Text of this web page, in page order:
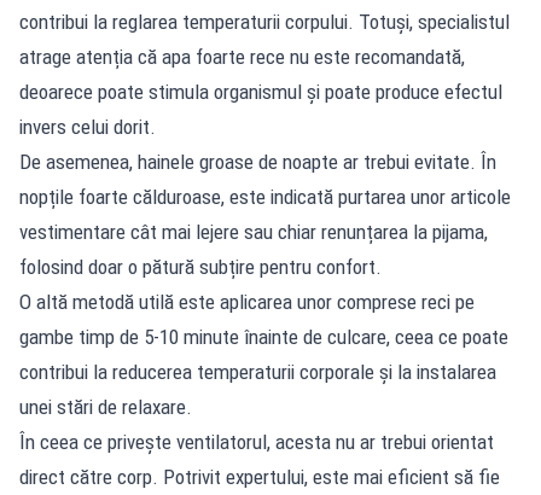
contribui la reglarea temperaturii corpului. Totuși, specialistul
atrage atenția că apa foarte rece nu este recomandată,
deoarece poate stimula organismul și poate produce efectul
invers celui dorit.
De asemenea, hainele groase de noapte ar trebui evitate. În
nopțile foarte călduroase, este indicată purtarea unor articole
vestimentare cât mai lejere sau chiar renunțarea la pijama,
folosind doar o pătură subțire pentru confort.
O altă metodă utilă este aplicarea unor comprese reci pe
gambe timp de 5-10 minute înainte de culcare, ceea ce poate
contribui la reducerea temperaturii corporale și la instalarea
unei stări de relaxare.
În ceea ce privește ventilatorul, acesta nu ar trebui orientat
direct către corp. Potrivit expertului, este mai eficient să fie